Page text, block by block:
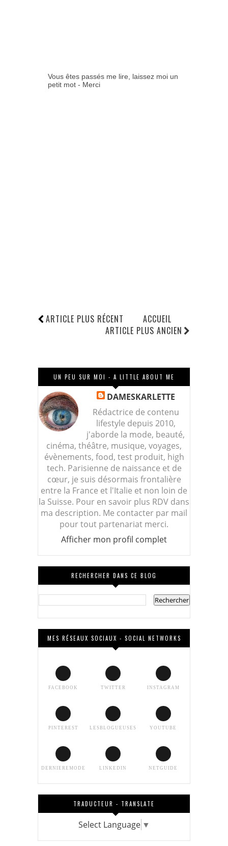
Vous êtes passés me lire, laissez moi un
petit mot - Merci
ARTICLE PLUS RÉCENT
ARTICLE PLUS ANCIEN
ACCUEIL
UN PEU SUR MOI - A LITTLE ABOUT ME
DAMESKARLETTE
Rédactrice de contenu
lifestyle depuis 2010,
j'aborde la mode, beauté,
cinéma, théâtre, musique, voyages,
évènements, food, test produit, high
tech. Parisienne de naissance et de
cœur, je suis désormais frontalière
entre la France et l'Italie et non loin de
la Suisse. Pour en savoir plus RDV dans
ma description. Me contacter par mail
pour tout partenariat merci.
Afficher mon profil complet
RECHERCHER DANS CE BLOG
MES RÉSEAUX SOCIAUX - SOCIAL NETWORKS
FACEBOOK TWITTER INSTAGRAM
PINTEREST LESBLOGUEUSES YOUTUBE
DERNIEREMODE LINKEDIN NETGUIDE
TRADUCTEUR - TRANSLATE
Select Language ▼